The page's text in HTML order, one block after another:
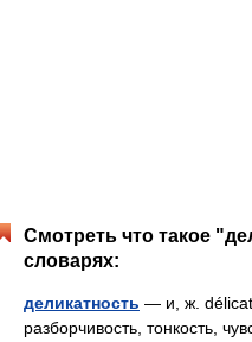
Смотреть что такое
словарях:
деликатность — и, ж. délicat
разборчивость, тонкость,